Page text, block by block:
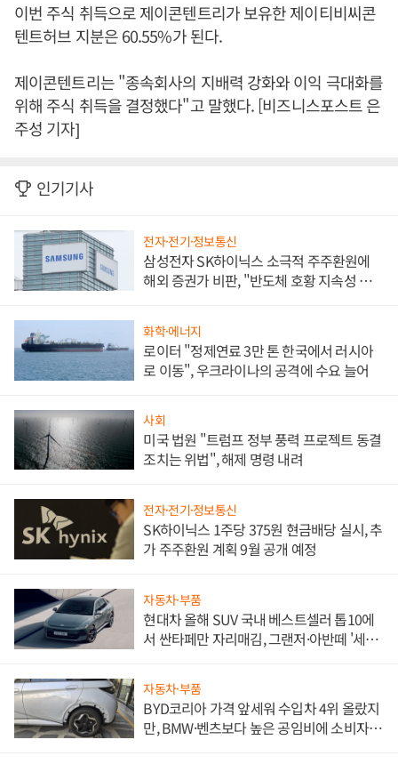
이번 주식 취득으로 제이콘텐트리가 보유한 제이티비씨콘
텐트허브 지분은 60.55%가 된다.
제이콘텐트리는 "종속회사의 지배력 강화와 이익 극대화를
위해 주식 취득을 결정했다"고 말했다. [비즈니스포스트 은
주성 기자]
인기기사
전자·전기·정보통신
삼성전자 SK하이닉스 소극적 주주환원에
해외 증권가 비판, "반도체 호황 지속성 의
화학·에너지
로이터 "정제연료 3만 톤 한국에서 러시아
로 이동", 우크라이나의 공격에 수요 늘어
사회
미국 법원 "트럼프 정부 풍력 프로젝트 동결
조치는 위법", 해제 명령 내려
전자·전기·정보통신
SK하이닉스 1주당 375원 현금배당 실시, 추
가 주주환원 계획 9월 공개 예정
자동차·부품
현대차 올해 SUV 국내 베스트셀러 톱10에
서 싼타페만 자리매김, 그랜저·아반떼 '세단
자동차·부품
BYD코리아 가격 앞세워 수입차 4위 올랐지
만, BMW·벤츠보다 높은 공임비에 소비자